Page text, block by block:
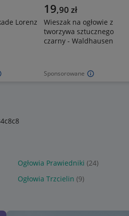
Lorenz
Sponsorowane
19,90 zł
Wieszak na ogłowie z
tworzywa sztucznego
czarny - Waldhausen
Ogłowia Prawiedniki (24)
Ogłowia Trzcielin (9)